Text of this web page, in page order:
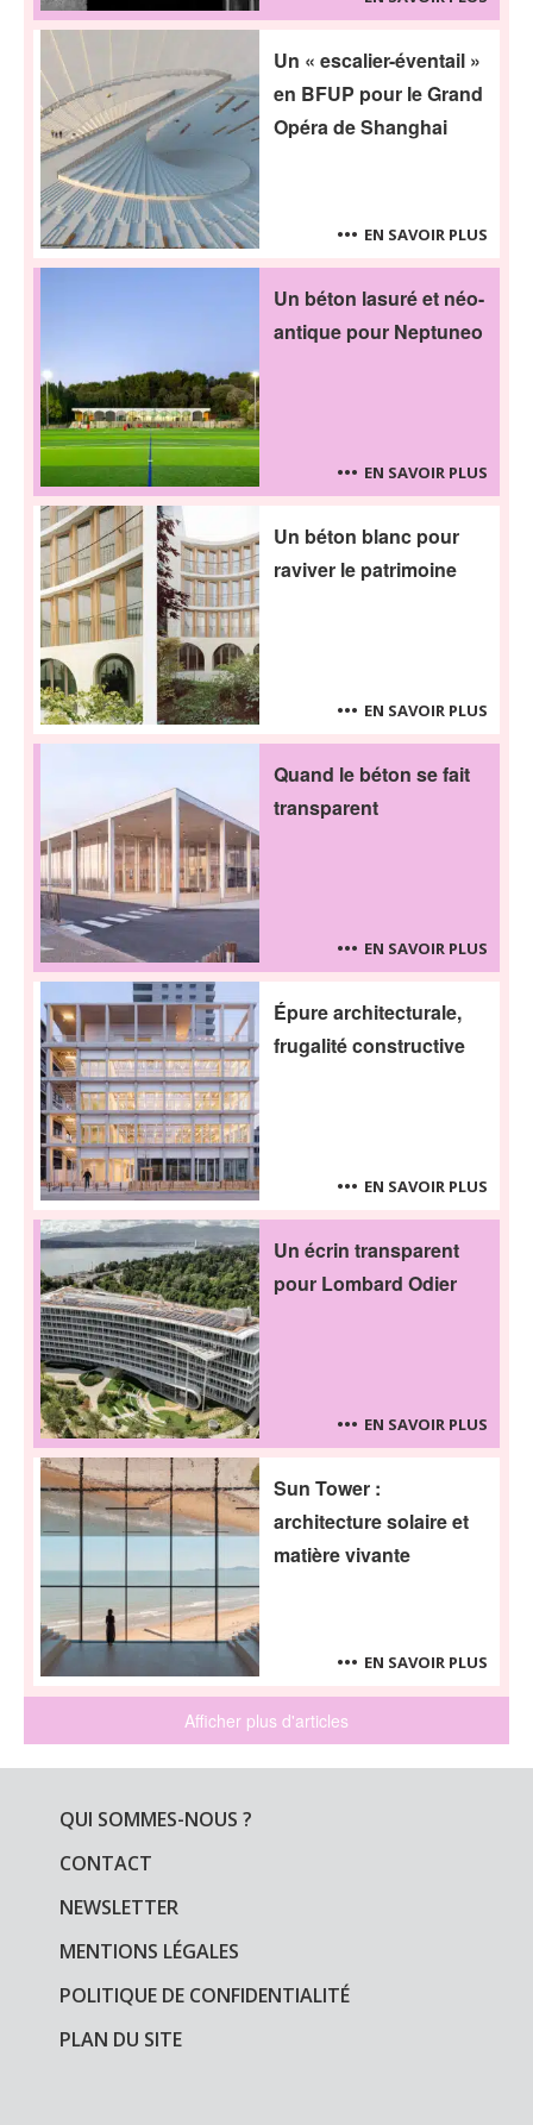
Un « escalier-éventail »
en BFUP pour le Grand
Opéra de Shanghai
EN SAVOIR PLUS
Un béton lasuré et néo-
antique pour Neptuneo
EN SAVOIR PLUS
Un béton blanc pour
raviver le patrimoine
EN SAVOIR PLUS
Quand le béton se fait
transparent
EN SAVOIR PLUS
Épure architecturale,
frugalité constructive
EN SAVOIR PLUS
Un écrin transparent
pour Lombard Odier
EN SAVOIR PLUS
Sun Tower :
architecture solaire et
matière vivante
EN SAVOIR PLUS
Afficher plus d'articles
QUI SOMMES-NOUS ?
CONTACT
NEWSLETTER
MENTIONS LÉGALES
POLITIQUE DE CONFIDENTIALITÉ
PLAN DU SITE